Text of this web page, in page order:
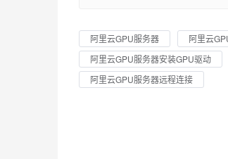
阿里云GPU服务器 阿里云
阿里云GPU服务器安装GPU驱动
阿里云GPU服务器远程连接